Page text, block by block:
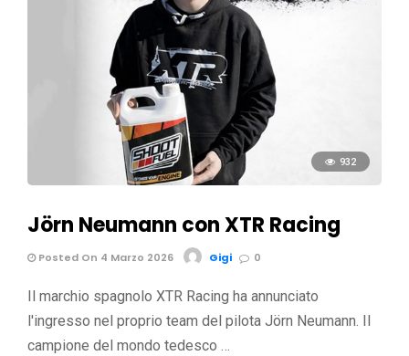
932
Jörn Neumann con XTR Racing
Posted On 4 Marzo 2026 Gigi 0
Il marchio spagnolo XTR Racing ha annunciato
l'ingresso nel proprio team del pilota Jörn Neumann. Il
campione del mondo tedesco …